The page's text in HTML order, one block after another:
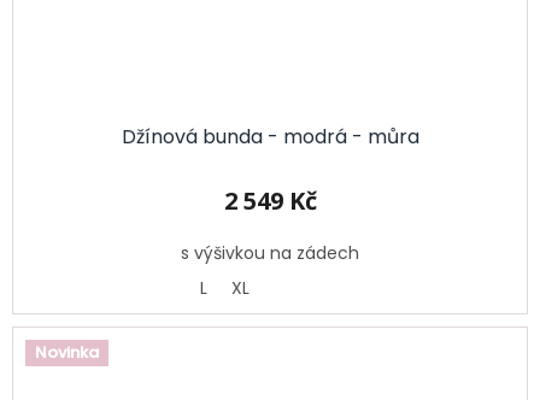
Džínová bunda - modrá - můra
2 549 Kč
s výšivkou na zádech
L
XL
Novinka